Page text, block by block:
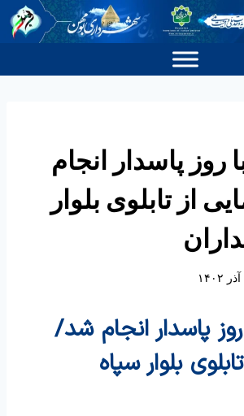
روز پاسدار انجام
از تابلوی بلوار
پاسدار انجام شد/
بلوار سپاه